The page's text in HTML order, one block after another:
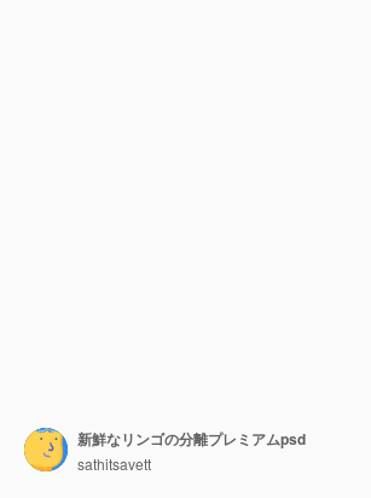
新鮮なリンゴの分離プレミアムpsd
sathitsavett